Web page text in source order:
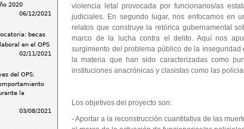
2020
06/12/2021
becas
en el OPS
02/11/2021
del OPS:
la
03/08/2021
violencia letal provocada por funcionarios/as
judiciales. En segundo lugar, nos enfocamos en
relatos que construye la retórica gubernamental
marco de la lucha contra el delito. Aquí nos
surgimiento del problema público de la
la materia que han sido caracterizadas como
instituciones anacrónicas y clasistas como las
Los objetivos del proyecto son:
- Aportar a la reconstrucción cuantitativa de las